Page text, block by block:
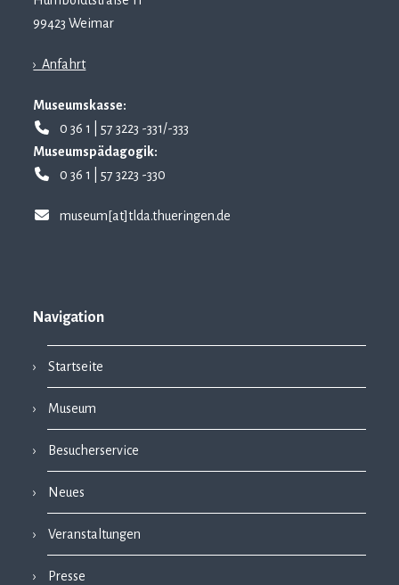
99423 Weimar
› Anfahrt
Museumskasse:
0 36 1 | 57 3223 -331/-333
Museumspädagogik:
0 36 1 | 57 3223 -330
museum[at]tlda.thueringen.de
Navigation
Startseite
Museum
Besucherservice
Neues
Veranstaltungen
Presse